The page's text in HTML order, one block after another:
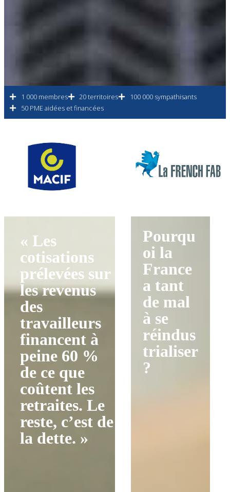
1 000 membres 20 territoires
100 000 sympathisants
50 PME aidées et financées
« Les
cotisations
prélevées sur
les revenus
des
travailleurs
financent à
peine 60 %
de ce que
coûtent les
retraites. Le
reste, c’est de
la dette. »
Pourqu
oi la
France
a tant
de mal
à se
réindus
trialiser
?